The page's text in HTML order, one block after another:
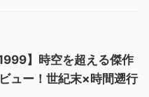
】時空を超える傑作
ュー！世紀末×時間遡行